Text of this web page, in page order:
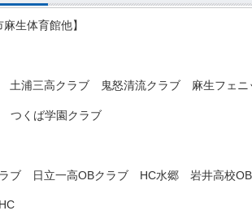
生体育館他】
土浦三高クラブ 鬼怒清流クラブ 麻生フェニ
つくば学園クラブ
ブ 日立一高OBクラブ HC水郷 岩井高校